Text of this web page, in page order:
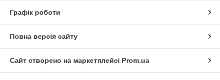
Графік роботи
Повна версія сайту
Сайт створено на маркетплейсі Prom.ua